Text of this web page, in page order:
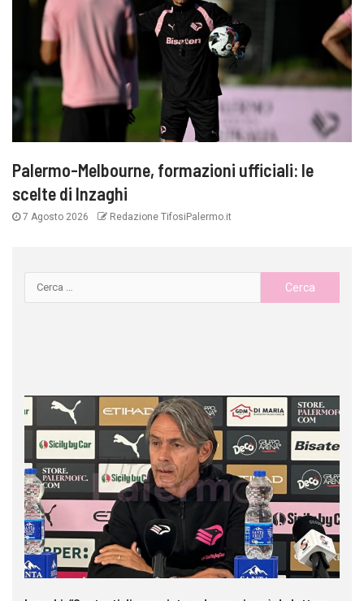
Palermo-Melbourne, formazioni ufficiali: le
scelte di Inzaghi
7 Agosto 2026 Redazione TifosiPalermo.it